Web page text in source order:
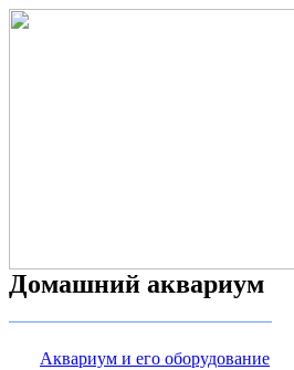
Домашний аквариум
Аквариум и его оборудование